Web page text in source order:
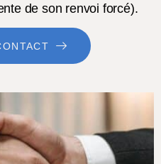
de son renvoi forcé).